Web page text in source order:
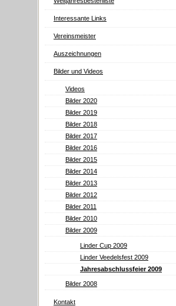
Interessante Links
Vereinsmeister
Auszeichnungen
Bilder und Videos
Videos
Bilder 2020
Bilder 2019
Bilder 2018
Bilder 2017
Bilder 2016
Bilder 2015
Bilder 2014
Bilder 2013
Bilder 2012
Bilder 2011
Bilder 2010
Bilder 2009
Linder Cup 2009
Linder Veedelsfest 2009
Jahresabschlussfeier 2009
Bilder 2008
Kontakt